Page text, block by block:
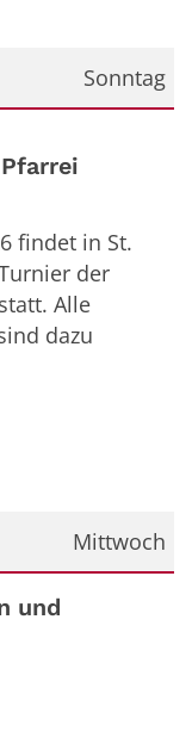
Sonntag
findet in St.
der
Alle
dazu
Mittwoch
und